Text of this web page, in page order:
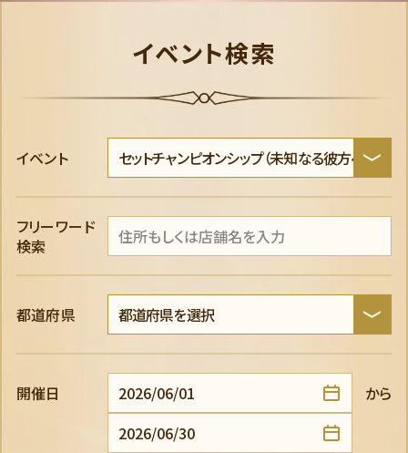
イベント検索
イベント
フリーワード
検索
都道府県
開催日 から